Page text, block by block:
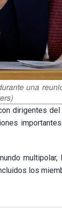
una
dirigentes
los